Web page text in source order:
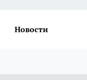
Новости